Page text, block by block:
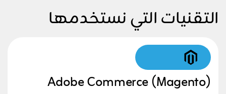
التقنيات التي نستخدمها
Adobe Commerce (Magento)